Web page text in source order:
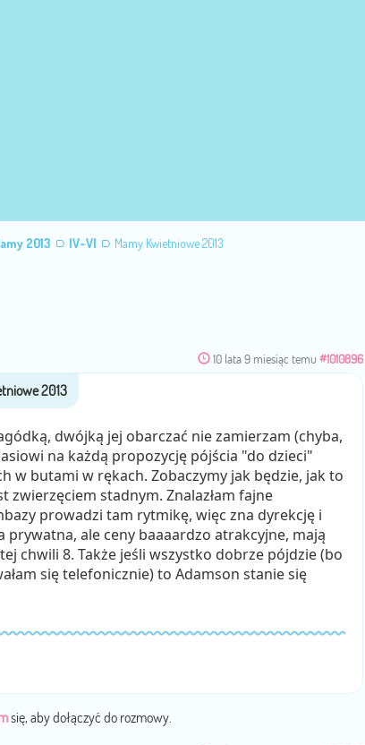
2013 IV-VI Mamy Kwietniowe 2013
10 lata 9 miesiąc temu #1010896
dwójką jej obarczać nie zamierzam (chyba,
na każdą propozycję pójścia "do dzieci"
w butami w rękach. Zobaczymy jak będzie, jak to
zwierzęciem stadnym. Znalazłam fajne
prowadzi tam rytmikę, więc zna dyrekcję i
prywatna, ale ceny baaaardzo atrakcyjne, mają
chwili 8. Także jeśli wszystko dobrze pójdzie (bo
się telefonicznie) to Adamson stanie się
się, aby dołączyć do rozmowy.